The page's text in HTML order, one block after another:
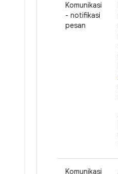
Komunikasi
- notifikasi
pesan
Komunikasi